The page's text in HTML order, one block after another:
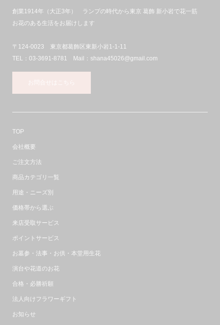
創業1914年（大正3年） ランプの時代から東京 葛飾 新小岩で花一筋
お花のある生活をお届けします
〒124-0023 東京都葛飾区東新小岩1-1-11
TEL：03-3691-8781 Mail：shana45026@gmail.com
TOP
会社概要
ご注文方法
商品カテゴリ一覧
用途・ニーズ別
価格帯から選ぶ
来店受取サービス
ポイントサービス
お墓参・法事・お供・本堂用生花
演台や花道のお花
合格・必勝祈願
法人向けフラワーギフト
お知らせ